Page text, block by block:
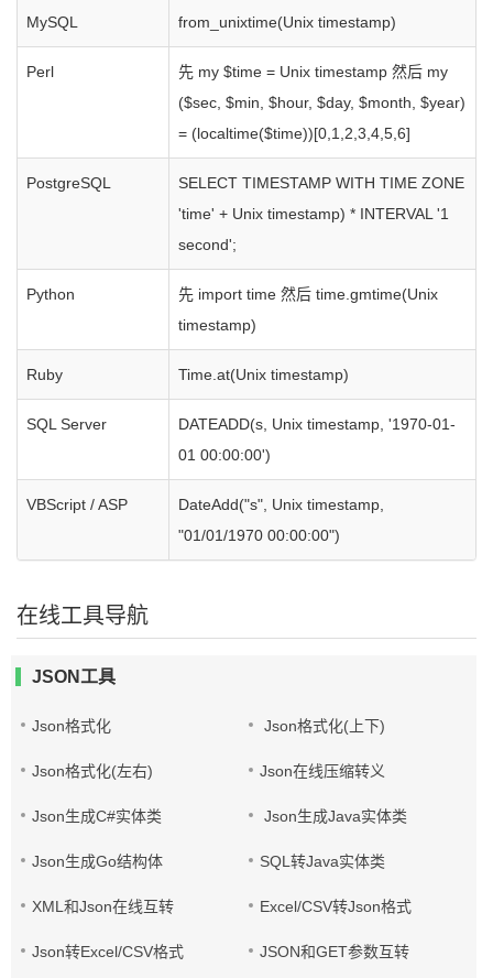
MySQL from_unixtime(Unix timestamp)
Perl
先 my $time = Unix timestamp 然后 my
($sec, $min, $hour, $day, $month, $year)
= (localtime($time))[0,1,2,3,4,5,6]
PostgreSQL
SELECT TIMESTAMP WITH TIME ZONE
'time' + Unix timestamp) * INTERVAL '1
second';
Python
先 import time 然后 time.gmtime(Unix
timestamp)
Ruby Time.at(Unix timestamp)
SQL Server
DATEADD(s, Unix timestamp, '1970-01-
01 00:00:00')
VBScript / ASP
DateAdd("s", Unix timestamp,
"01/01/1970 00:00:00")
在线工具导航
JSON工具
Json格式化 Json格式化(上下)
Json格式化(左右) Json在线压缩转义
Json生成C#实体类 Json生成Java实体类
Json生成Go结构体 SQL转Java实体类
XML和Json在线互转 Excel/CSV转Json格式
Json转Excel/CSV格式 JSON和GET参数互转